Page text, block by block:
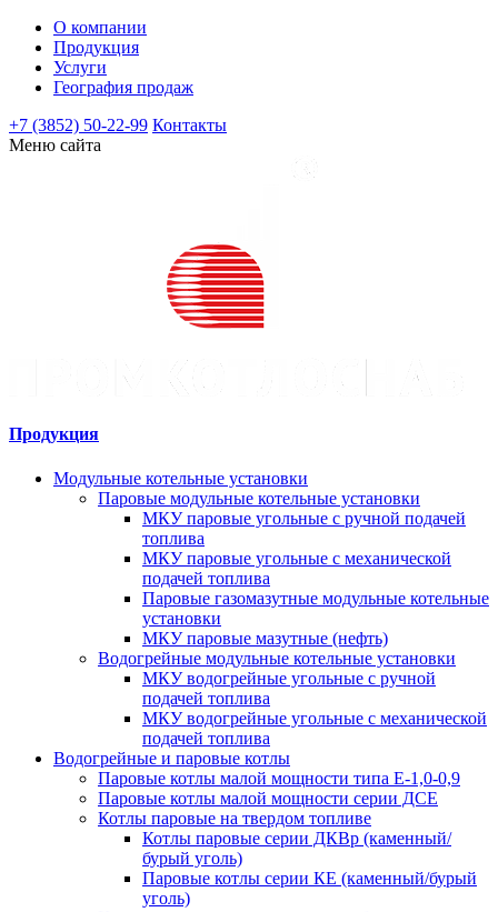
О компании
Продукция
Услуги
География продаж
+7 (3852) 50-22-99 Контакты
Меню сайта
Продукция
Модульные котельные установки
Паровые модульные котельные установки
МКУ паровые угольные с ручной подачей
топлива
МКУ паровые угольные с механической
подачей топлива
Паровые газомазутные модульные котельные
установки
МКУ паровые мазутные (нефть)
Водогрейные модульные котельные установки
МКУ водогрейные угольные с ручной
подачей топлива
МКУ водогрейные угольные с механической
подачей топлива
Водогрейные и паровые котлы
Паровые котлы малой мощности типа Е-1,0-0,9
Паровые котлы малой мощности серии ДСЕ
Котлы паровые на твердом топливе
Котлы паровые серии ДКВр (каменный/
бурый уголь)
Паровые котлы серии КЕ (каменный/бурый
уголь)